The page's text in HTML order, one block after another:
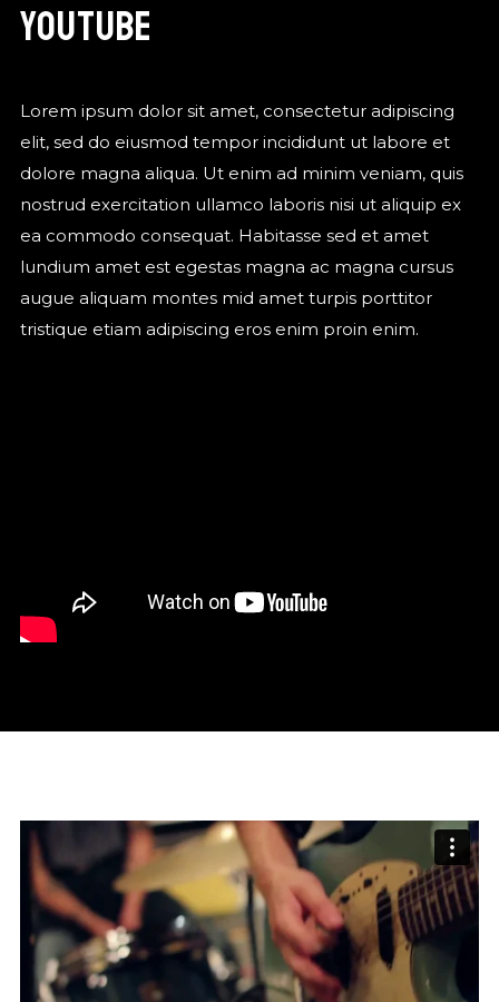
YOUTUBE
Lorem ipsum dolor sit amet, consectetur adipiscing
elit, sed do eiusmod tempor incididunt ut labore et
dolore magna aliqua. Ut enim ad minim veniam, quis
nostrud exercitation ullamco laboris nisi ut aliquip ex
ea commodo consequat. Habitasse sed et amet
lundium amet est egestas magna ac magna cursus
augue aliquam montes mid amet turpis porttitor
tristique etiam adipiscing eros enim proin enim.